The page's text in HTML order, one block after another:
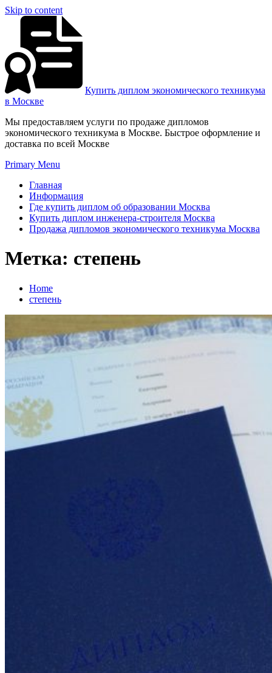
Skip to content
Купить диплом экономического техникума
в Москве
Мы предоставляем услуги по продаже дипломов
экономического техникума в Москве. Быстрое оформление и
доставка по всей Москве
Primary Menu
Главная
Информация
Где купить диплом об образовании Москва
Купить диплом инженера-строителя Москва
Продажа дипломов экономического техникума Москва
Метка: степень
Home
степень